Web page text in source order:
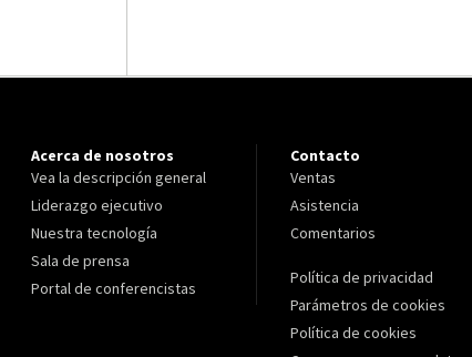
Acerca de nosotros
Vea la descripción general
Liderazgo ejecutivo
Nuestra tecnología
Sala de prensa
Portal de conferencistas
Contacto
Ventas
Asistencia
Comentarios
Política de privacidad
Parámetros de cookies
Política de cookies